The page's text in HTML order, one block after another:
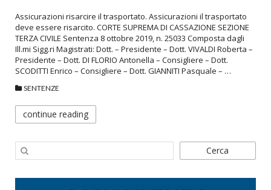
Assicurazioni risarcire il trasportato. Assicurazioni il trasportato
deve essere risarcito. CORTE SUPREMA DI CASSAZIONE SEZIONE
TERZA CIVILE Sentenza 8 ottobre 2019, n. 25033 Composta dagli
Ill.mi Sigg.ri Magistrati: Dott. – Presidente – Dott. VIVALDI Roberta –
Presidente – Dott. DI FLORIO Antonella – Consigliere – Dott.
SCODITTI Enrico – Consigliere – Dott. GIANNITI Pasquale – …
SENTENZE
continue reading
Cerca